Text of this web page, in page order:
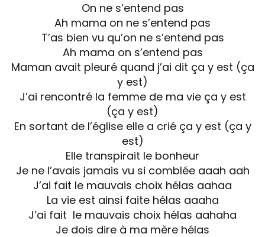
On ne s’entend pas
Ah mama on ne s’entend pas
T’as bien vu qu’on ne s’entend pas
Ah mama on s’entend pas
Maman avait pleuré quand j’ai dit ça y est (ça
y est)
J’ai rencontré la femme de ma vie ça y est
(ça y est)
En sortant de l’église elle a crié ça y est (ça y
est)
Elle transpirait le bonheur
Je ne l’avais jamais vu si comblée aaah aah
J’ai fait le mauvais choix hélas aahaa
La vie est ainsi faite hélas aaaha
J’ai fait le mauvais choix hélas aahaha
Je dois dire à ma mère hélas